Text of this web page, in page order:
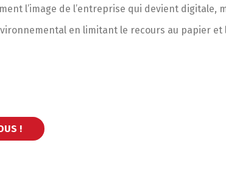
l’image de l’entreprise qui devient digitale,
en limitant le recours au papier et
!